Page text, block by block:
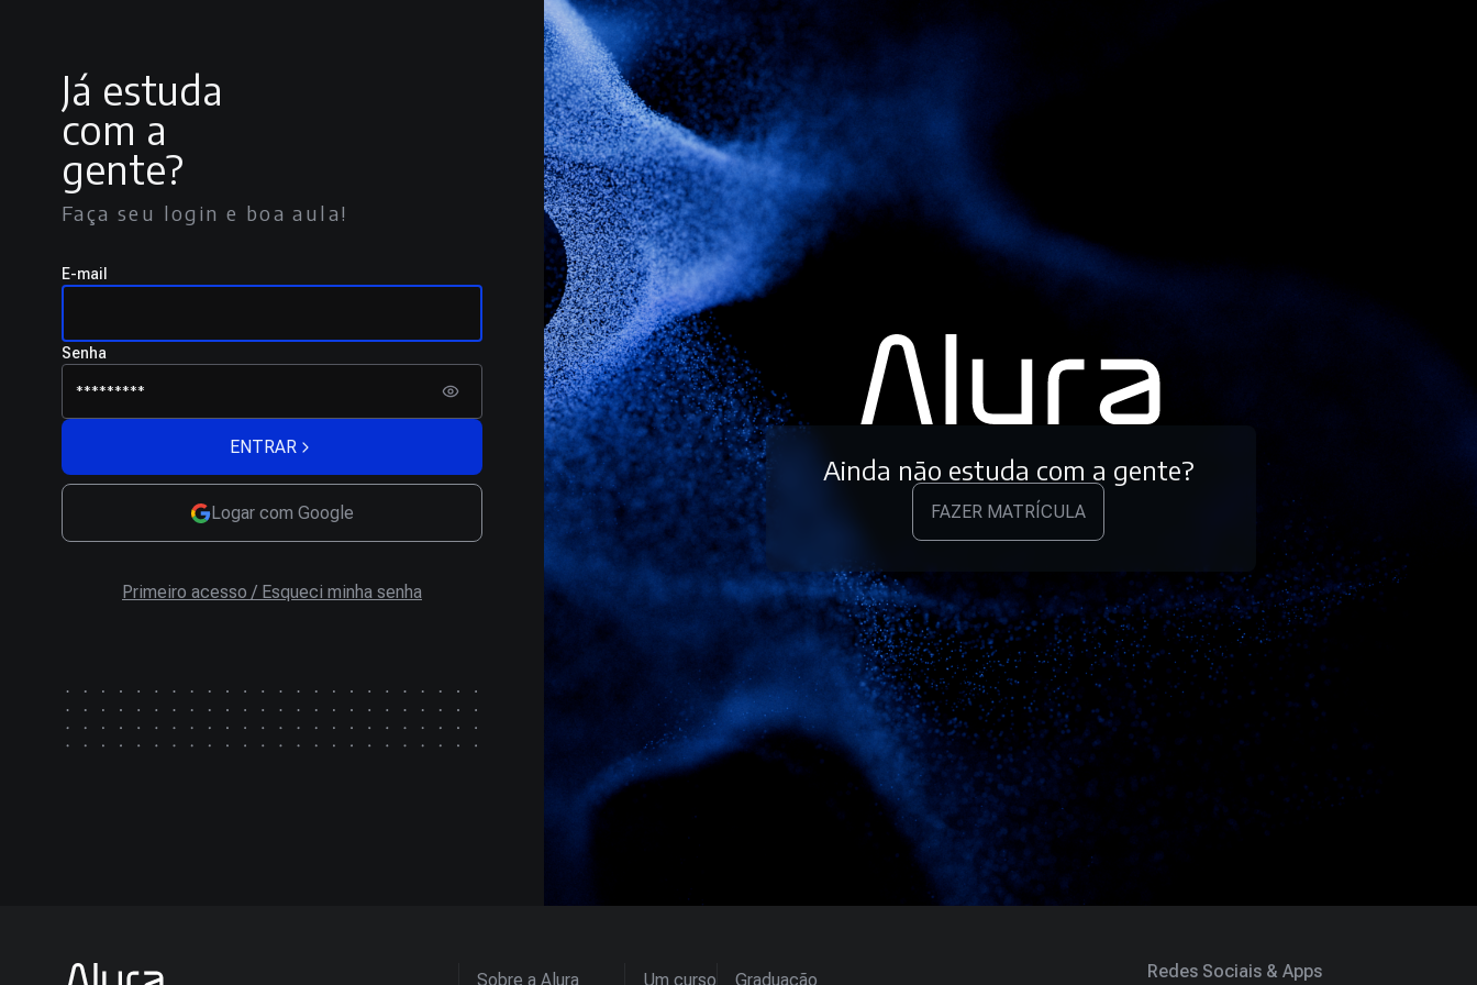
Já estuda
com a
gente?
Faça seu login e boa aula!
E-mail
Senha
ENTRAR
Logar com Google
Primeiro acesso / Esqueci minha senha
Ainda não estuda com a gente?
FAZER MATRÍCULA
Sobre a Alura Um curso Graduação Redes Sociais & Apps